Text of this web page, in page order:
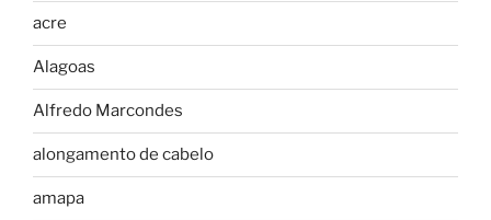
acre
Alagoas
Alfredo Marcondes
alongamento de cabelo
amapa